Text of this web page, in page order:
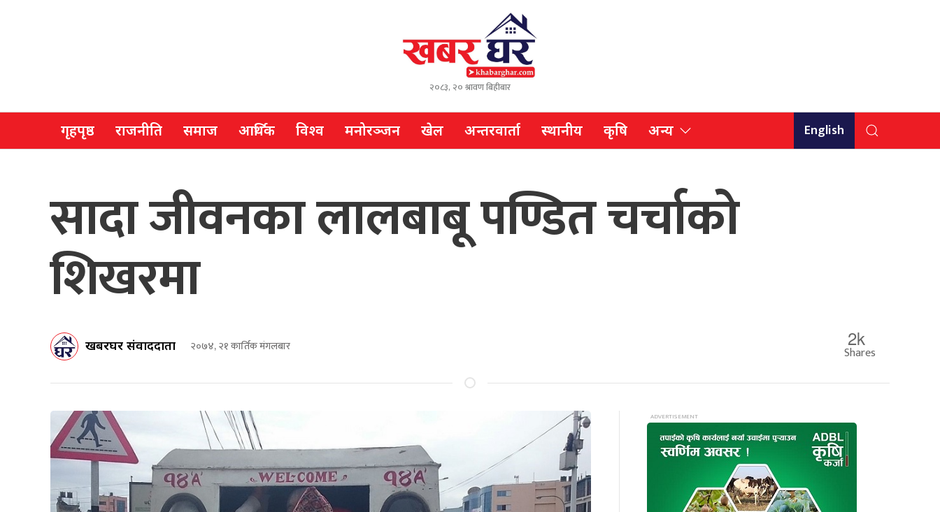
२०८३, २० श्रावण बिहीबार
गृहपृष्ठ राजनीति समाज आर्थिक विश्व मनोरञ्जन खेल अन्तरवार्ता स्थानीय कृषि अन्य English
सादा जीवनका लालबाबू पण्डित चर्चाको
शिखरमा
खबरघर संवाददाता २०७४, २१ कार्तिक मंगलबार 2k
Shares